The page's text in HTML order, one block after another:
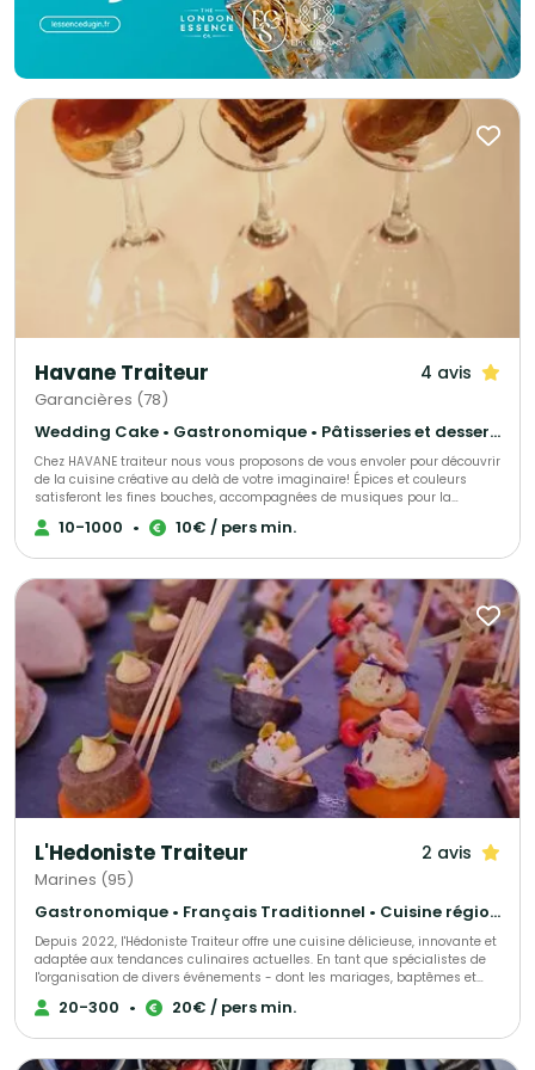
Havane Traiteur 4 avis
Garancières (78)
Wedding Cake • Gastronomique • Pâtisseries et desserts
Chez HAVANE traiteur nous vous proposons de vous envoler pour découvrir
de la cuisine créative au delà de votre imaginaire! Épices et couleurs
satisferont les fines bouches, accompagnées de musiques pour la
découverte. Nous nous occuperons de tous vos événements privés ou
professionnels dans nos lieux privatifs ou le lieu que vous désirez.
animations culinaires selon vos envies. Pour plus d'information, appelez
nous.
10-1000 • 10€ / pers min.
L'Hedoniste Traiteur 2 avis
Marines (95)
Gastronomique • Français Traditionnel • Cuisine régionale
Depuis 2022, l'Hédoniste Traiteur offre une cuisine délicieuse, innovante et
adaptée aux tendances culinaires actuelles. En tant que spécialistes de
l'organisation de divers événements - dont les mariages, baptêmes et
séminaires - nous proposons également des services personnalisés pour
répondre à toutes demandes spécifiques. Faisant preuve d'un grand souci
20-300 • 20€ / pers min.